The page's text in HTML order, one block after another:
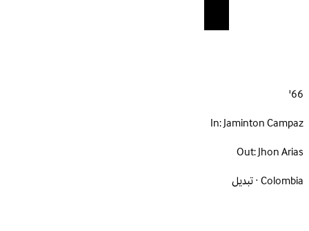
66'
In:Jaminton Campaz
Out:Jhon Arias
Colombia · تبديل